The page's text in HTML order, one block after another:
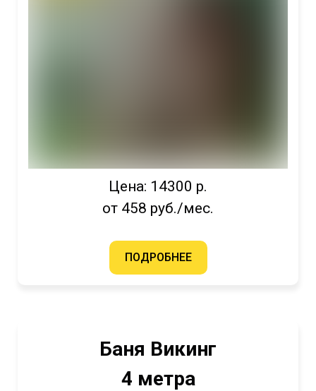
Цена: 14300 р.
от 458 руб./мес.
ПОДРОБНЕЕ
Баня Викинг
4 метра